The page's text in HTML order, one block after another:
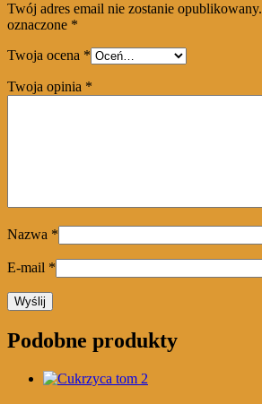
Twój adres email nie zostanie opublikowany.
oznaczone *
Twoja ocena *
Twoja opinia *
Nazwa *
E-mail *
Podobne produkty